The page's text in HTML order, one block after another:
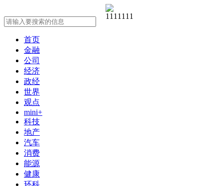
首页
金融
公司
经济
政经
世界
观点
mini+
科技
地产
汽车
消费
能源
健康
环科